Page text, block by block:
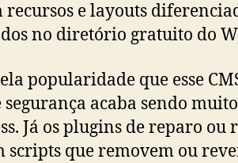
recursos e layouts
no diretório gratuito do
popularidade que esse
acaba sendo
Já os plugins de reparo ou
scripts que removem ou